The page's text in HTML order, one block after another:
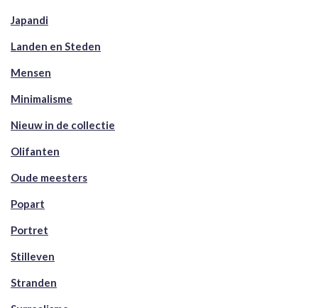
Japandi
Landen en Steden
Mensen
Minimalisme
Nieuw in de collectie
Olifanten
Oude meesters
Popart
Portret
Stilleven
Stranden